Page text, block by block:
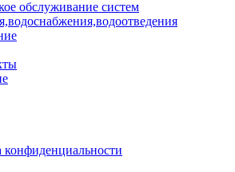
обслуживание систем